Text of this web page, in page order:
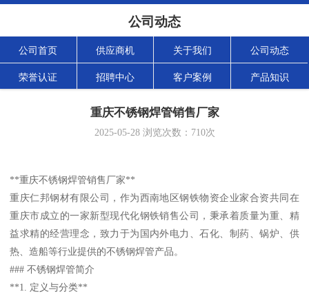
公司动态
公司首页 供应商机 关于我们 公司动态
荣誉认证 招聘中心 客户案例 产品知识
重庆不锈钢焊管销售厂家
2025-05-28浏览次数： 710次
**重庆不锈钢焊管销售厂家**
重庆仁邦钢材有限公司，作为西南地区钢铁物资企业家合资共同在
重庆市成立的一家新型现代化钢铁销售公司，秉承着质量为重、精
益求精的经营理念，致力于为国内外电力、石化、制药、锅炉、供
热、造船等行业提供的不锈钢焊管产品。
### 不锈钢焊管简介
**1. 定义与分类**